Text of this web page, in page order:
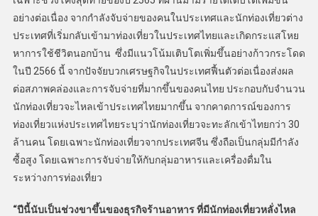
อย่างต่อเนื่อง จากกำลังจับจ่ายของคนในประเทศและนักท่องเที่ยวต่าง
ประเทศที่เริ่มกลับเข้ามาท่องเที่ยวในประเทศไทยและเกิดกระแสโหย
หาการใช้ชีวิตนอกบ้าน ซึ่งมีแนวโน้มเติบโตเพิ่มขึ้นอย่างก้าวกระโดด
ในปี 2566 นี้ จากปัจจัยบวกเศรษฐกิจในประเทศฟื้นตัวต่อเนื่องส่งผล
ต่อสภาพคล่องและการจับจ่ายที่มากขึ้นของคนไทย ประกอบกับจำนวน
นักท่องเที่ยวจะไหลเข้าประเทศไทยมากขึ้น จากคาดการณ์ของการ
ท่องเที่ยวแห่งประเทศไทยระบุว่านักท่องเที่ยวจะทะลักเข้าไทยกว่า 30
ล้านคน โดยเฉพาะนักท่องเที่ยวจากประเทศจีน ซึ่งถือเป็นกลุ่มมีกำลัง
ซื้อสูง โดยเฉพาะการจับจ่ายให้กับกลุ่มอาหารและเครื่องดื่มใน
ระหว่างการท่องเที่ยว
“ปีนี้นับเป็นช่วงขาขึ้นของธุรกิจร้านอาหาร ที่มีนักท่องเที่ยวหลั่งไหล